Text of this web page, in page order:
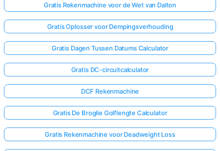
Gratis Rekenmachine voor de Wet van Dalton
Gratis Oplosser voor Dempingsverhouding
Gratis Dagen Tussen Datums Calculator
Gratis DC-circuitcalculator
DCF Rekenmachine
Gratis De Broglie Golflengte Calculator
Gratis Rekenmachine voor Deadweight Loss